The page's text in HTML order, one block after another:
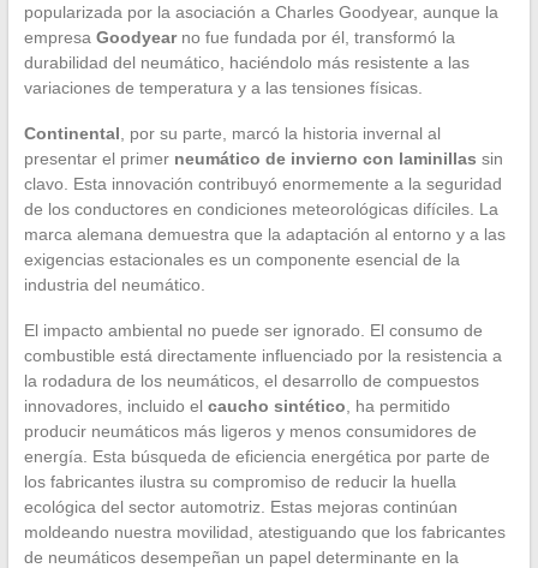
popularizada por la asociación a Charles Goodyear, aunque la
empresa Goodyearno fue fundada por él, transformó la
durabilidad del neumático, haciéndolo más resistente a las
variaciones de temperatura y a las tensiones físicas.
Continental , por su parte, marcó la historia invernal al
presentar el primer neumático de invierno con laminillas sin
clavo. Esta innovación contribuyó enormemente a la seguridad
de los conductores en condiciones meteorológicas difíciles. La
marca alemana demuestra que la adaptación al entorno y a las
exigencias estacionales es un componente esencial de la
industria del neumático.
El impacto ambiental no puede ser ignorado. El consumo de
combustible está directamente influenciado por la resistencia a
la rodadura de los neumáticos, el desarrollo de compuestos
innovadores, incluido el caucho sintético , ha permitido
producir neumáticos más ligeros y menos consumidores de
energía. Esta búsqueda de eficiencia energética por parte de
los fabricantes ilustra su compromiso de reducir la huella
ecológica del sector automotriz. Estas mejoras continúan
moldeando nuestra movilidad, atestiguando que los fabricantes
de neumáticos desempeñan un papel determinante en la